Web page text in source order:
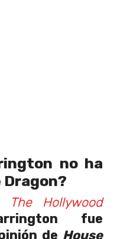
no ha
The Hollywood
fue
de House